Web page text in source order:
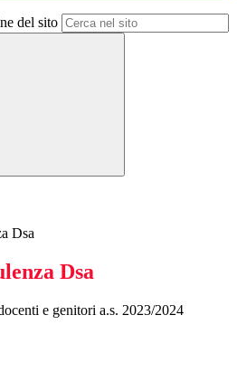
del sito
Dsa
Dsa
e genitori a.s. 2023/2024